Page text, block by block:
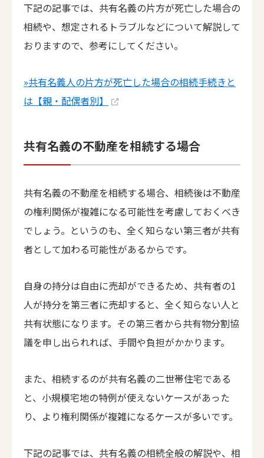
下記の記事では、共有名義の片方が死亡した場合の
相続や、想定されるトラブルなどについて解説して
おりますので、参考にしてください。
»共有名義人の片方が死亡した場合の相続手続きと
は【親・配偶者別】
共有名義の不動産を相続する場合
共有名義の不動産を相続する場合、相続後は不動産
の権利関係が複雑になる可能性を考慮しておくべき
でしょう。というのも、全く知らない第三者が共有
者として加わる可能性があるからです。
自身の持分は自由に売却ができるため、共有者の1
人が持分を第三者に売却すると、全く知らない人と
共有状態になります。その第三者から共有物分割協
議を申し出られれば、手間や負担がかかります。
また、相続するのが共有名義の二世帯住宅である
と、小規模宅地の特例が使えないケースがあった
り、より権利関係が複雑になるケースが多いです。
下記の記事では、共有名義の相続全般の解説や、相